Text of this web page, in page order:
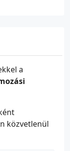
a
közvetlenül